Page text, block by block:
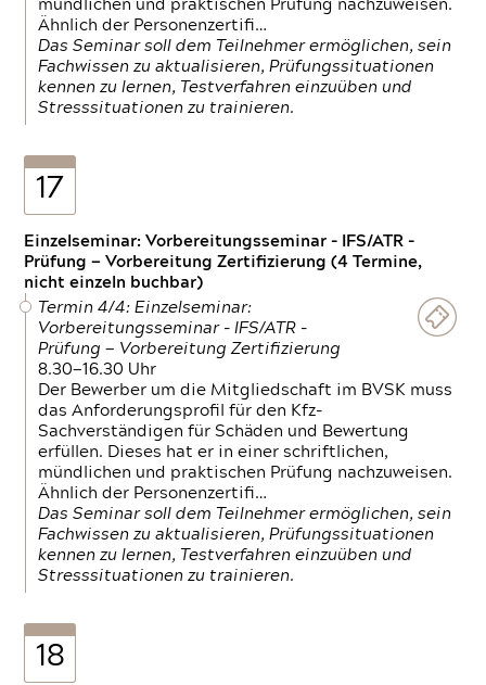
mündlichen und praktischen Prüfung nachzuweisen.
Ähnlich der Personenzertifi…
Das Seminar soll dem Teilnehmer ermöglichen, sein
Fachwissen zu aktualisieren, Prüfungssituationen
kennen zu lernen, Testverfahren einzuüben und
Stresssituationen zu trainieren.
17
Einzelseminar: Vorbereitungsseminar - IFS/ATR -
Prüfung — Vorbereitung Zertifizierung (4 Termine,
nicht einzeln buchbar)
Termin 4/4: Einzelseminar:
Vorbereitungsseminar - IFS/ATR -
Prüfung — Vorbereitung Zertifizierung
8.30—16.30 Uhr
Der Bewerber um die Mitgliedschaft im BVSK muss
das Anforderungsprofil für den Kfz-
Sachverständigen für Schäden und Bewertung
erfüllen. Dieses hat er in einer schriftlichen,
mündlichen und praktischen Prüfung nachzuweisen.
Ähnlich der Personenzertifi…
Das Seminar soll dem Teilnehmer ermöglichen, sein
Fachwissen zu aktualisieren, Prüfungssituationen
kennen zu lernen, Testverfahren einzuüben und
Stresssituationen zu trainieren.
18